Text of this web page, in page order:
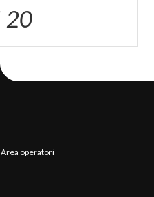
20
Area operatori